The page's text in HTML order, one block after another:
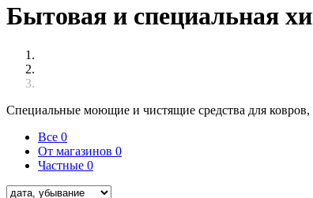
Бытовая и специальная
Специальные моющие и чистящие средства для
Все 0
От магазинов 0
Частные 0